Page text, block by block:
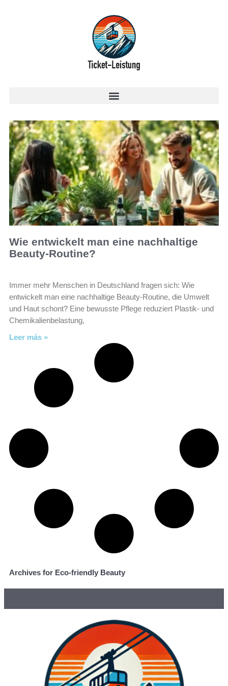
Wie entwickelt man eine nachhaltige
Beauty-Routine?
Immer mehr Menschen in Deutschland fragen sich: Wie
entwickelt man eine nachhaltige Beauty-Routine, die Umwelt
und Haut schont? Eine bewusste Pflege reduziert Plastik- und
Chemikalienbelastung,
Leer más »
Archives for Eco-friendly Beauty